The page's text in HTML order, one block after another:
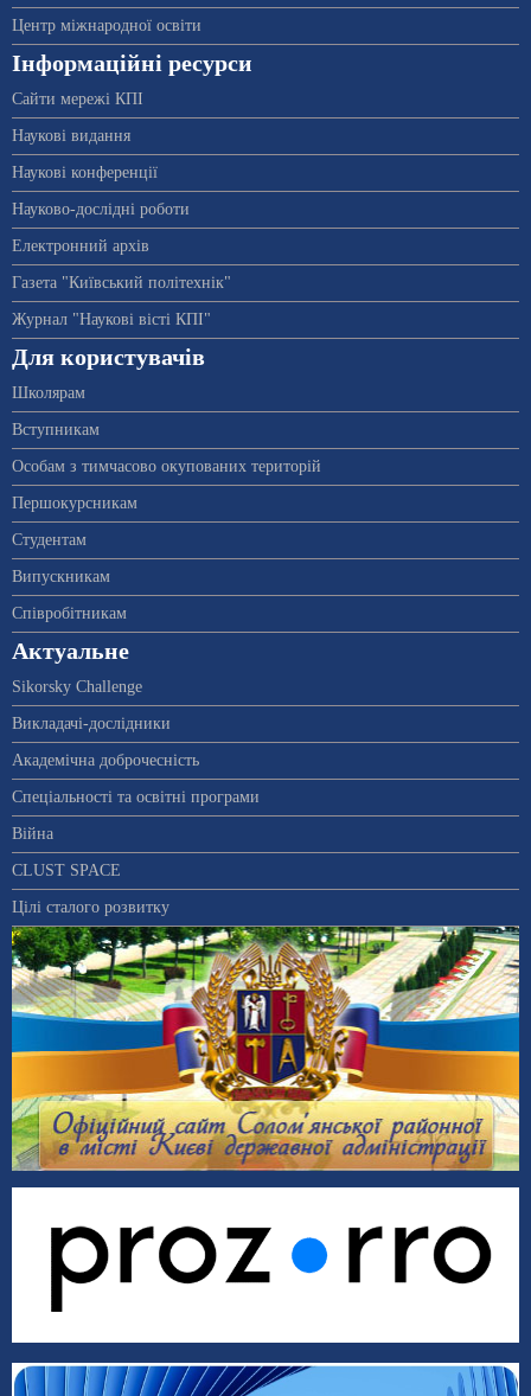
Центр міжнародної освіти
Інформаційні ресурси
Сайти мережі КПІ
Наукові видання
Наукові конференції
Науково-дослідні роботи
Електронний архів
Газета "Київський політехнік"
Журнал "Наукові вісті КПІ"
Для користувачів
Школярам
Вступникам
Особам з тимчасово окупованих територій
Першокурсникам
Студентам
Випускникам
Співробітникам
Актуальне
Sikorsky Challenge
Викладачі-дослідники
Академічна доброчесність
Спеціальності та освітні програми
Війна
CLUST SPACE
Цілі сталого розвитку